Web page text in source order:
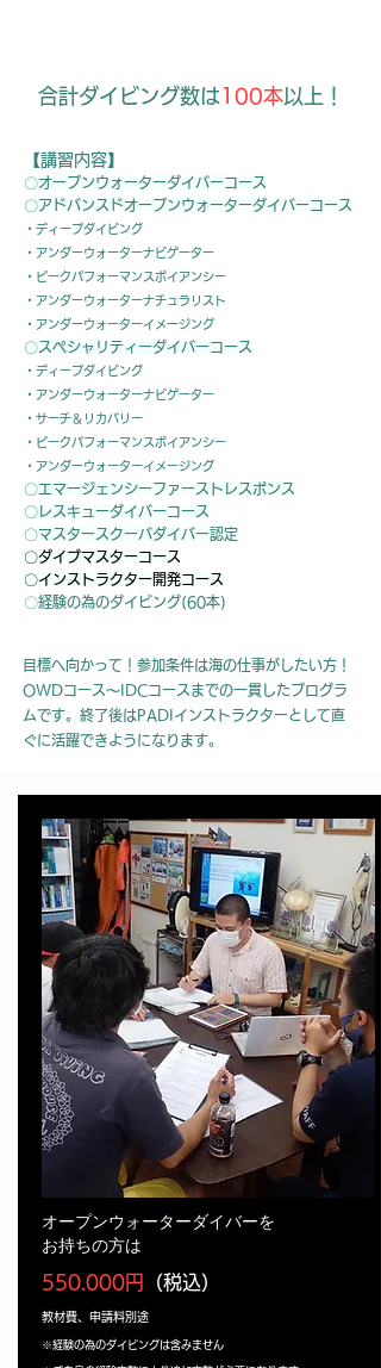
最短6カ月
合計ダイビング数は 100本以上！
【講習内容】
〇オープンウォーターダイバーコース
〇アドバンスドオープンウォーターダイバーコース
・ディープダイビング
・アンダーウォーターナビゲーター
・ピークパフォーマンスボイアンシー
・アンダーウォーターナチュラリスト
・アンダーウォーターイメージング
〇スペシャリティーダイバーコース
・ディープダイビング
・アンダーウォーターナビゲーター
・サーチ＆リカバリー
・ピークパフォーマンスボイアンシー
・アンダーウォーターイメージング
〇エマージェンシーファーストレスポンス
〇レスキューダイバーコース
〇マスタースクーバダイバー認定
〇ダイブマスターコース
〇インストラクター開発コース
​〇経験の為のダイビング(60本)
目標へ向かって！参加条件は海の仕事がしたい方！
OWDコース～IDCコースまでの一貫したプログラ
ムです。終了後はPADIインストラクターとして直
ぐに活躍できようになります。
オープンウォーターダイバーを
​お持ちの方は
550.000円 （税込）
教材費、申請料別途
※経験の為のダイビングは含みません